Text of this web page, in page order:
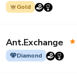
Gold
Ant.Exchange
Diamond